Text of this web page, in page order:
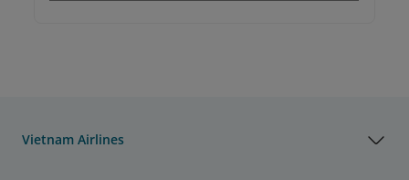
Vietnam Airlines